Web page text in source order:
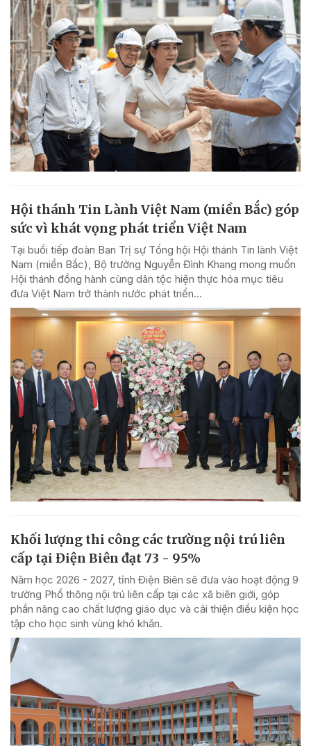
Hội thánh Tin Lành Việt Nam (miền Bắc) góp
sức vì khát vọng phát triển Việt Nam
Tại buổi tiếp đoàn Ban Trị sự Tổng hội Hội thánh Tin lành Việt
Nam (miền Bắc), Bộ trưởng Nguyễn Đình Khang mong muốn
Hội thánh đồng hành cùng dân tộc hiện thực hóa mục tiêu
đưa Việt Nam trở thành nước phát triển...
Khối lượng thi công các trường nội trú liên
cấp tại Điện Biên đạt 73 - 95%
Năm học 2026 - 2027, tỉnh Điện Biên sẽ đưa vào hoạt động 9
trường Phổ thông nội trú liên cấp tại các xã biên giới, góp
phần nâng cao chất lượng giáo dục và cải thiện điều kiện học
tập cho học sinh vùng khó khăn.